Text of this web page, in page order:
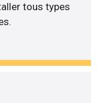
tous types